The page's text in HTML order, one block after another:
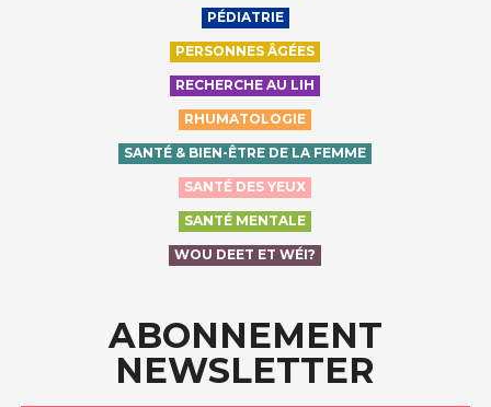
PÉDIATRIE
PERSONNES ÂGÉES
RECHERCHE AU LIH
RHUMATOLOGIE
SANTÉ & BIEN-ÊTRE DE LA FEMME
SANTÉ DES YEUX
SANTÉ MENTALE
WOU DEET ET WÉI?
ABONNEMENT
NEWSLETTER